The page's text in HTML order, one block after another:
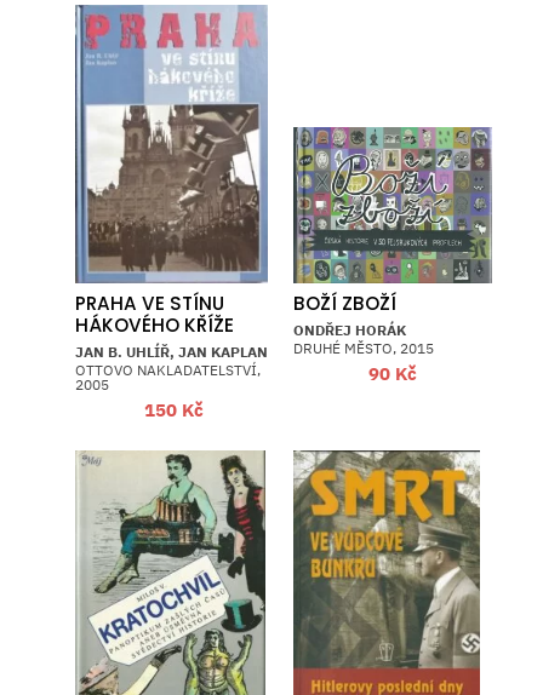
PRAHA VE STÍNU
HÁKOVÉHO KŘÍŽE
JAN B. UHLÍŘ, JAN KAPLAN
OTTOVO NAKLADATELSTVÍ,
2005
150 Kč
BOŽÍ ZBOŽÍ
ONDŘEJ HORÁK
DRUHÉ MĚSTO, 2015
90 Kč